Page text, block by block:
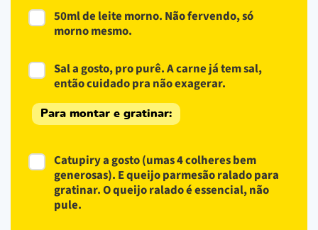
50ml de leite morno. Não fervendo, só
morno mesmo.
Sal a gosto, pro purê. A carne já tem sal,
então cuidado pra não exagerar.
Para montar e gratinar:
Catupiry a gosto (umas 4 colheres bem
generosas). E queijo parmesão ralado para
gratinar. O queijo ralado é essencial, não
pule.